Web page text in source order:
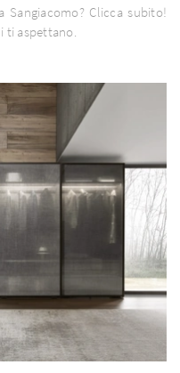
Sangiacomo? Clicca subito!
ti aspettano.